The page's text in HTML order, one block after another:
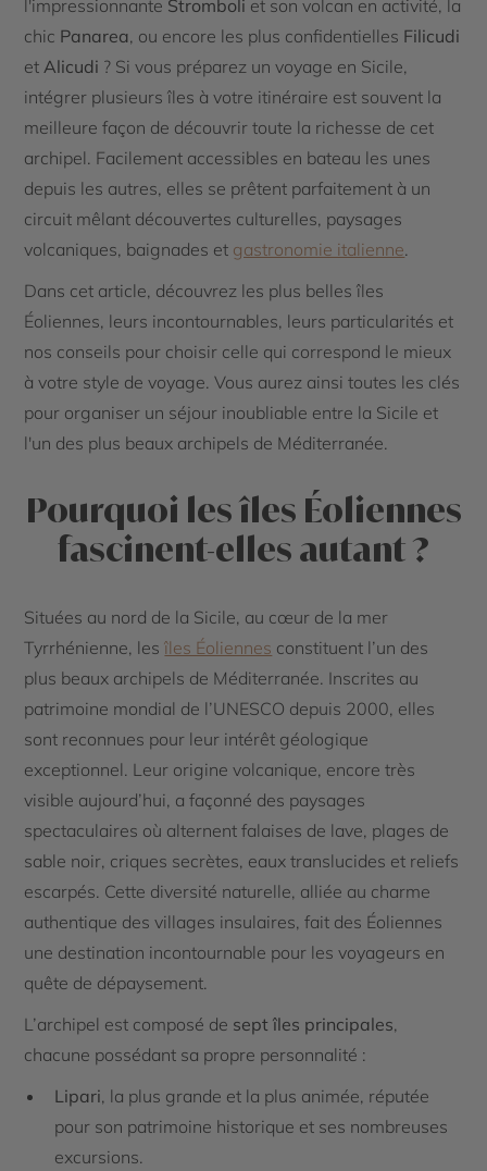
l'impressionnante Stromboli et son volcan en activité, la
chic Panarea, ou encore les plus confidentielles Filicudi
et Alicudi ? Si vous préparez un voyage en Sicile,
intégrer plusieurs îles à votre itinéraire est souvent la
meilleure façon de découvrir toute la richesse de cet
archipel. Facilement accessibles en bateau les unes
depuis les autres, elles se prêtent parfaitement à un
circuit mêlant découvertes culturelles, paysages
volcaniques, baignades et gastronomie italienne.
Dans cet article, découvrez les plus belles îles
Éoliennes, leurs incontournables, leurs particularités et
nos conseils pour choisir celle qui correspond le mieux
à votre style de voyage. Vous aurez ainsi toutes les clés
pour organiser un séjour inoubliable entre la Sicile et
l'un des plus beaux archipels de Méditerranée.
Pourquoi les îles Éoliennes
fascinent-elles autant ?
Situées au nord de la Sicile, au cœur de la mer
Tyrrhénienne, lesîles Éoliennes constituent l’un des
plus beaux archipels de Méditerranée. Inscrites au
patrimoine mondial de l’UNESCO depuis 2000, elles
sont reconnues pour leur intérêt géologique
exceptionnel. Leur origine volcanique, encore très
visible aujourd’hui, a façonné des paysages
spectaculaires où alternent falaises de lave, plages de
sable noir, criques secrètes, eaux translucides et reliefs
escarpés. Cette diversité naturelle, alliée au charme
authentique des villages insulaires, fait des Éoliennes
une destination incontournable pour les voyageurs en
quête de dépaysement.
L’archipel est composé de sept îles principales,
chacune possédant sa propre personnalité :
Lipari, la plus grande et la plus animée, réputée
pour son patrimoine historique et ses nombreuses
excursions.